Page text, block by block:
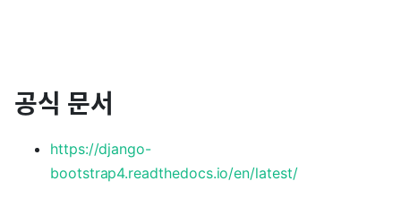
공식 문서
https://django-
bootstrap4.readthedocs.io/en/latest/